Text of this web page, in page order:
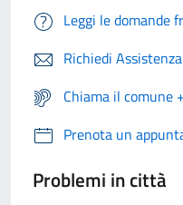
Leggi le domande
Richiedi Assistenza
Chiama il comune
Prenota un
Problemi in città